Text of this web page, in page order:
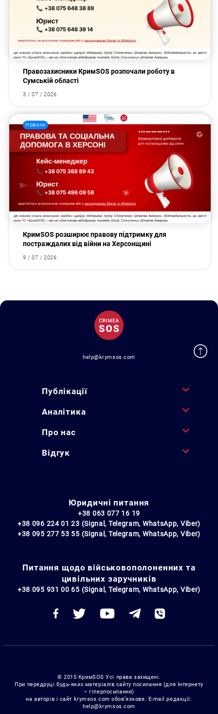
Правозахисники КримSOS розпочали роботу в
Сумській області
3 / 07 / 2026
Новини
КримSOS розширює правову підтримку для
постраждалих від війни на Херсонщині
9 / 07 / 2026
help@krymsos.com
Публікації
Аналітика
Про нас
Відгук
Юридичні питання
+38 063 077 16 19
+38 096 224 01 23 (Signal, Telegram, WhatsApp, Viber)
+38 095 277 53 55 (Signal, Telegram, WhatsApp, Viber)
Питання щодо військовополоненних та
цивільних заручників
+38 095 931 00 65 (Signal, Telegram, WhatsApp, Viber)
© 2015 КримSOS Усі права захищені.
При передруці будь-яких матеріалів сайту посилання (для Інтернету
– гіперпосилання)
на авторів і сайт krymsos.com обов’язкове. E-mail редакції:
help@krymsos.com